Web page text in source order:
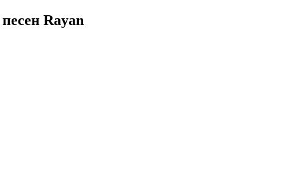
Rayan